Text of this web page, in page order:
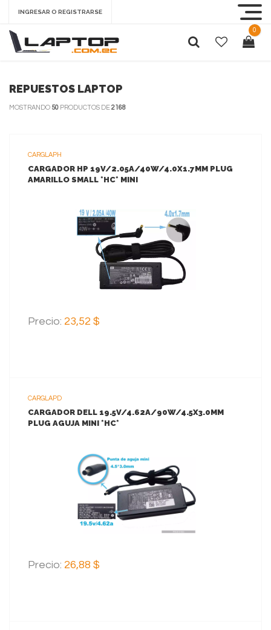
INGRESAR O REGISTRARSE
0
REPUESTOS LAPTOP
MOSTRANDO 50 PRODUCTOS DE2168
CARGLAPH
CARGADOR HP 19V/2.05A/40W/4.0X1.7MM PLUG
AMARILLO SMALL *HC* MINI
AGREGAR AL CARRITO
Precio: 23,52 $
CARGLAPD
CARGADOR DELL 19.5V/4.62A/90W/4.5X3.0MM
PLUG AGUJA MINI *HC*
AGREGAR AL CARRITO
Precio: 26,88 $